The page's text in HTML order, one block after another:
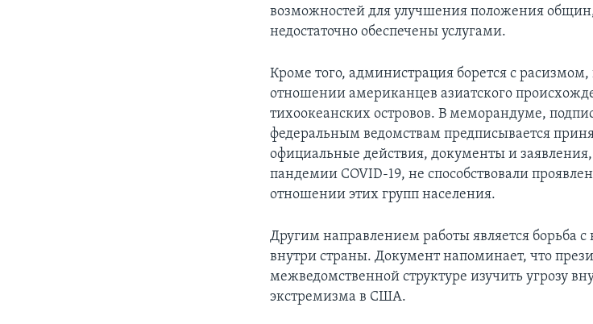
возможностей для улучшения положения
недостаточно обеспечены услугами.
Кроме того, администрация борется с
отношении американцев азиатского
тихоокеанских островов. В меморандуме,
федеральным ведомствам предписывается
официальные действия, документы и
пандемии COVID-19, не способствовали
отношении этих групп населения.
Другим направлением работы является борьба
внутри страны. Документ напоминает, что
межведомственной структуре изучить угрозу
экстремизма в США.